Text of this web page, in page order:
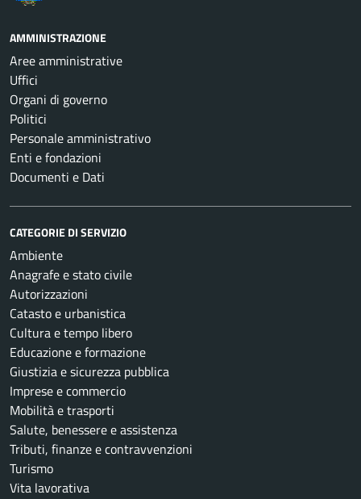
AMMINISTRAZIONE
Aree amministrative
Uffici
Organi di governo
Politici
Personale amministrativo
Enti e fondazioni
Documenti e Dati
CATEGORIE DI SERVIZIO
Ambiente
Anagrafe e stato civile
Autorizzazioni
Catasto e urbanistica
Cultura e tempo libero
Educazione e formazione
Giustizia e sicurezza pubblica
Imprese e commercio
Mobilità e trasporti
Salute, benessere e assistenza
Tributi, finanze e contravvenzioni
Turismo
Vita lavorativa